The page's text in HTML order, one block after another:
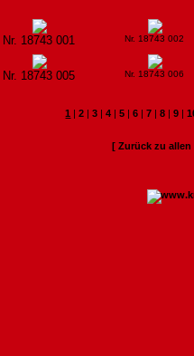
Nr. 18743 001 Nr. 18743 002
Nr. 18743 005 Nr. 18743 006
1 |2 |3 |4 |5 |6 |7 |8 |9 |
[ Zurück zu